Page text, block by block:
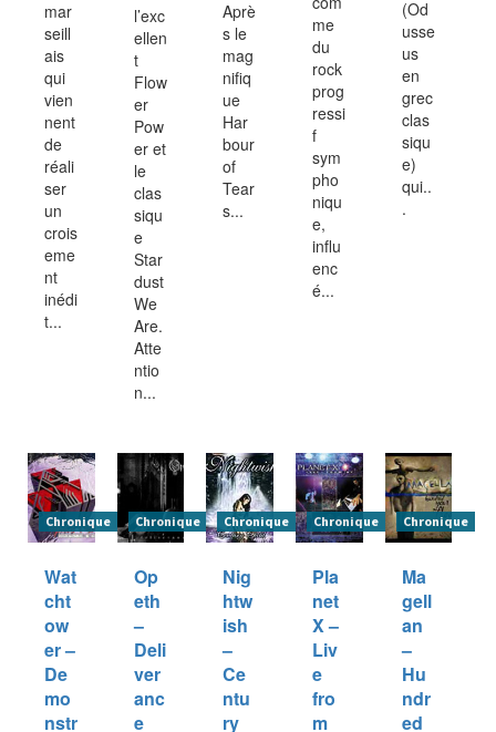
mar
seill
ais
qui
vien
nent
de
réali
ser
un
crois
eme
nt
inédi
t...
l’exc
ellen
t
Flow
er
Pow
er et
le
clas
siqu
e
Star
dust
We
Are.
Atte
ntio
n...
Aprè
s le
mag
nifiq
ue
Har
bour
of
Tear
s...
me
du
rock
prog
ressi
f
sym
pho
niqu
e,
influ
enc
é...
(Od
usse
us
en
grec
clas
siqu
e)
qui..
.
Chronique
Wat
cht
ow
er –
De
mo
nstr
Chronique
Op
eth
–
Deli
ver
anc
e
Chronique
Nig
htw
ish
–
Ce
ntu
ry
Chronique
Pla
net
X –
Liv
e
fro
m
Chronique
Ma
gell
an
–
Hu
ndr
ed